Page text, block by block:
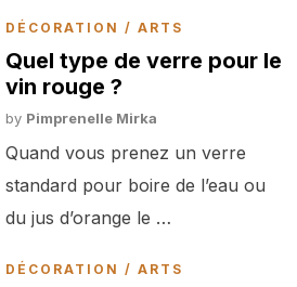
DÉCORATION / ARTS
Quel type de verre pour le
vin rouge ?
by Pimprenelle Mirka
Quand vous prenez un verre
standard pour boire de l’eau ou
du jus d’orange le …
DÉCORATION / ARTS